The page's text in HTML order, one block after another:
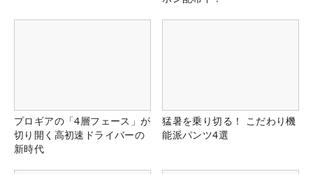
プロギアの「4層フェース」が
切り開く高初速ドライバーの
新時代
猛暑を乗り切る！ こだわり機
能派パンツ4選